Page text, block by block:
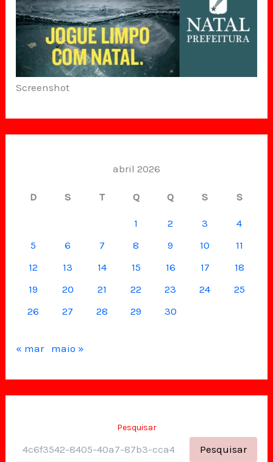
Screenshot
abril 2026
D S T Q Q S S
1 2 3
4
5
6 7 8 9 10
11
12
13 14 15 16 17
18
19
20 21 22 23 24
25
26
27 28 29 30
« mar maio »
Pesquisar
Pesquisar